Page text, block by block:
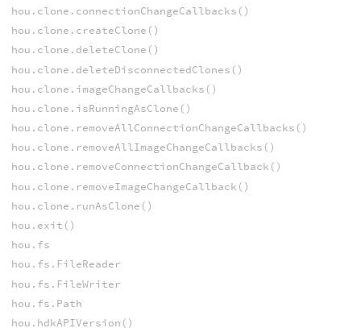
hou.clone.connectionChangeCallbacks()
hou.clone.createClone()
hou.clone.deleteClone()
hou.clone.deleteDisconnectedClones()
hou.clone.imageChangeCallbacks()
hou.clone.isRunningAsClone()
hou.clone.removeAllConnectionChangeCallbacks()
hou.clone.removeAllImageChangeCallbacks()
hou.clone.removeConnectionChangeCallback()
hou.clone.removeImageChangeCallback()
hou.clone.runAsClone()
hou.exit()
hou.fs
hou.fs.FileReader
hou.fs.FileWriter
hou.fs.Path
hou.hdkAPIVersion()